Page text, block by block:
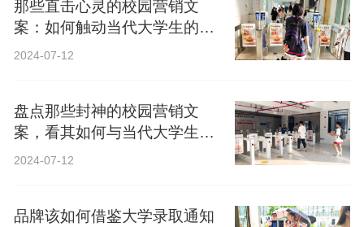
那些直击心灵的校园营销文
案：如何触动当代大学生的心
弦？
2024-07-12
盘点那些封神的校园营销文
案，看其如何与当代大学生精
神共鸣？
2024-07-12
品牌该如何借鉴大学录取通知